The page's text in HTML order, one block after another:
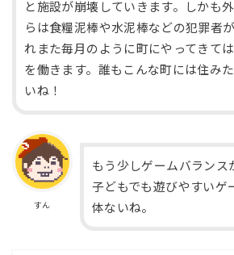
と施設が崩壊していきます。しかも
らは食糧泥棒や水泥棒などの犯罪者
れまた毎月のように町にやってきて
を働きます。誰もこんな町には住み
いね！
すん
もう少しゲームバラン
子どもでも遊びやすいゲ
体ないね。